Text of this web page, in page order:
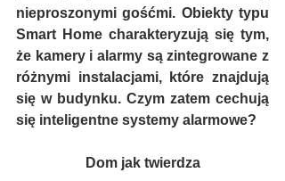
nieproszonymi gośćmi. Obiekty typu
Smart Home charakteryzują się tym,
że kamery i alarmy są zintegrowane z
różnymi instalacjami, które znajdują
się w budynku. Czym zatem cechują
się inteligentne systemy alarmowe?
Dom jak twierdza